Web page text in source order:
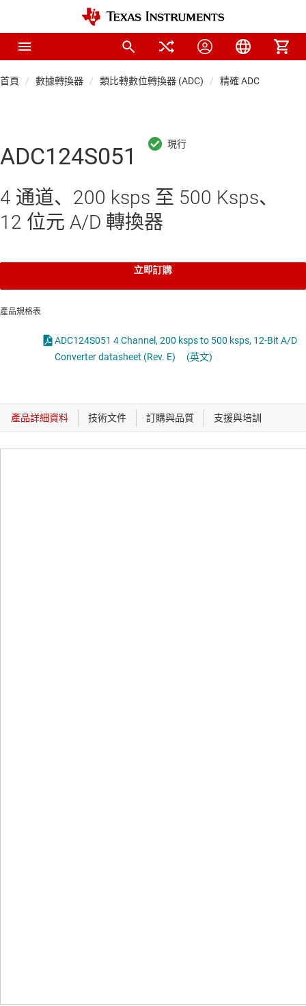
首頁 數據轉換器 類比轉數位轉換器 (ADC) 精確 ADC
ADC124S051
4 通道、200 ksps 至 500 Ksps、
12 位元 A/D 轉換器
立即訂購
產品規格表
ADC124S051 4 Channel, 200 ksps to 500 ksps, 12-Bit A/D
Converter datasheet (Rev. E)
(英文)